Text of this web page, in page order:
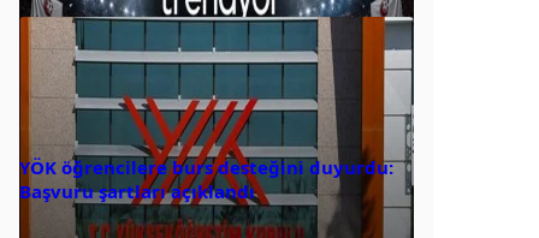
YÖK öğrencilere burs desteğini duyurdu:
Başvuru şartları açıklandı